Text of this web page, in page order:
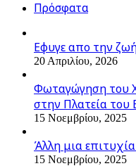
Πρόσφατα
Εφυγε απο την
20 Απριλίου, 2026
Φωταγώγηση του
στην Πλατεία του
15 Νοεμβρίου, 2025
Άλλη μια
15 Νοεμβρίου, 2025